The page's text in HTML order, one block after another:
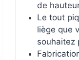
de
Le tout
liège que
souhaitez